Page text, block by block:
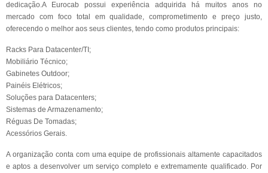
dedicação.A Eurocab possui experiência adquirida há muitos anos no
mercado com foco total em qualidade, comprometimento e preço justo,
oferecendo o melhor aos seus clientes, tendo como produtos principais:
Racks Para Datacenter/TI;
Mobiliário Técnico;
Gabinetes Outdoor;
Painéis Elétricos;
Soluções para Datacenters;
Sistemas de Armazenamento;
Réguas De Tomadas;
Acessórios Gerais.
A organização conta com uma equipe de profissionais altamente capacitados
e aptos a desenvolver um serviço completo e extremamente qualificado. Por